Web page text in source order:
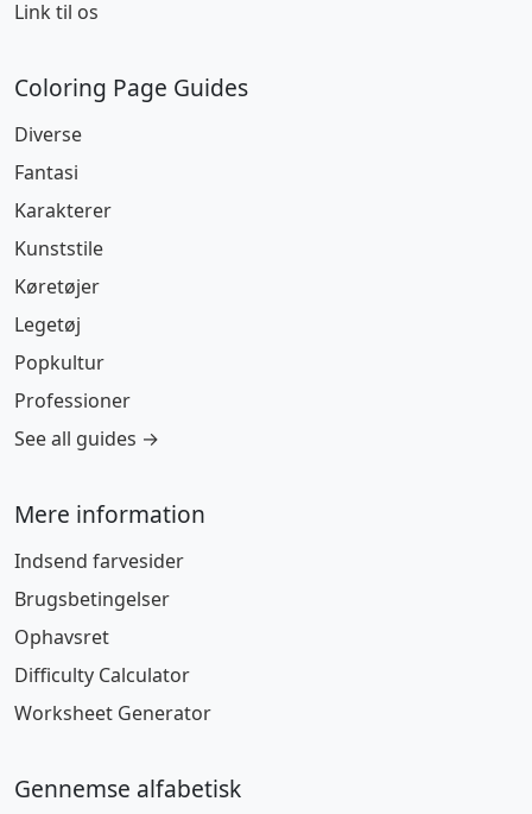
Link til os
Coloring Page Guides
Diverse
Fantasi
Karakterer
Kunststile
Køretøjer
Legetøj
Popkultur
Professioner
See all guides →
Mere information
Indsend farvesider
Brugsbetingelser
Ophavsret
Difficulty Calculator
Worksheet Generator
Gennemse alfabetisk